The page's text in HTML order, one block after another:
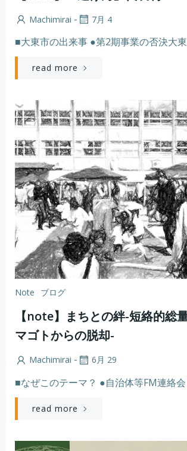
Machimirai - 7月 4
■大東市の出来事 ●第2期事業の否決大
read more
Note ブログ
【note】まちとの絆-短絡的総
マゴトからの脱却-
Machimirai - 6月 29
■なぜこのテーマ？ ●自治体等FM連絡
read more